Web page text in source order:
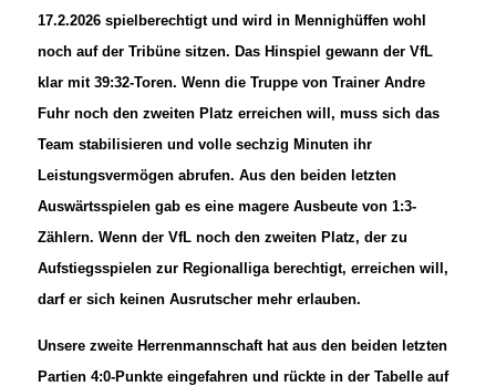
17.2.2026 spielberechtigt und wird in Mennighüffen wohl
noch auf der Tribüne sitzen. Das Hinspiel gewann der VfL
klar mit 39:32-Toren. Wenn die Truppe von Trainer Andre
Fuhr noch den zweiten Platz erreichen will, muss sich das
Team stabilisieren und volle sechzig Minuten ihr
Leistungsvermögen abrufen. Aus den beiden letzten
Auswärtsspielen gab es eine magere Ausbeute von 1:3-
Zählern. Wenn der VfL noch den zweiten Platz, der zu
Aufstiegsspielen zur Regionalliga berechtigt, erreichen will,
darf er sich keinen Ausrutscher mehr erlauben.
Unsere zweite Herrenmannschaft hat aus den beiden letzten
Partien 4:0-Punkte eingefahren und rückte in der Tabelle auf